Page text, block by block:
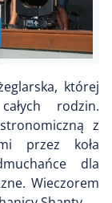
której
rodzin.
z
przez koła
dla
Wieczorem